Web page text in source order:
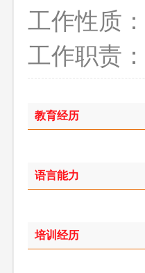
工作性质：
工作职责：
教育经历
语言能力
培训经历